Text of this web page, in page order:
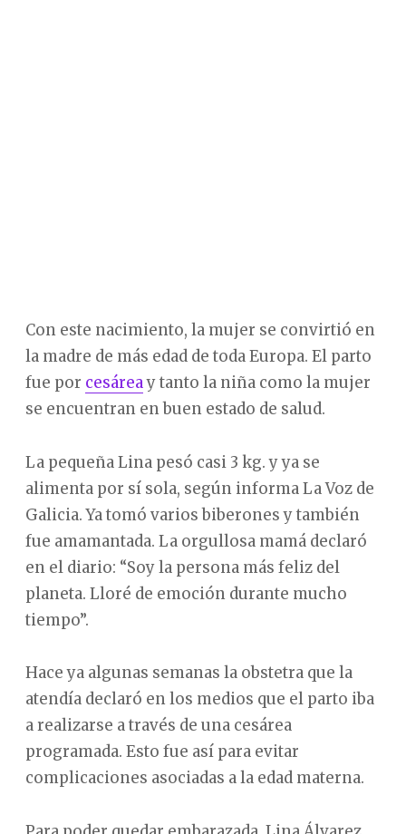
Con este nacimiento, la mujer se convirtió en
la madre de más edad de toda Europa. El parto
fue por cesáreay tanto la niña como la mujer
se encuentran en buen estado de salud.
La pequeña Lina pesó casi 3 kg. y ya se
alimenta por sí sola, según informa La Voz de
Galicia. Ya tomó varios biberones y también
fue amamantada. La orgullosa mamá declaró
en el diario: “Soy la persona más feliz del
planeta. Lloré de emoción durante mucho
tiempo”.
Hace ya algunas semanas la obstetra que la
atendía declaró en los medios que el parto iba
a realizarse a través de una cesárea
programada. Esto fue así para evitar
complicaciones asociadas a la edad materna.